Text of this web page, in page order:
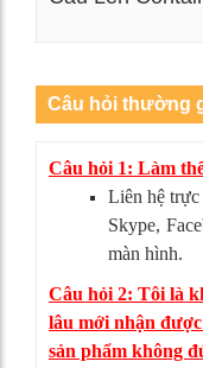
Câu hỏi thường
Câu hỏi 1: Làm
Liên hệ
Skype,
màn hình.
Câu hỏi 2: Tôi là
lâu mới nhận
sản phẩm không